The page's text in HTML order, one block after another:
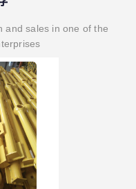
and sales in one of the